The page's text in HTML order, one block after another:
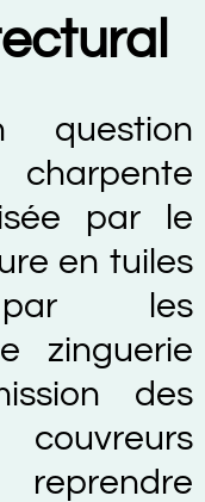
question
par le
en tuiles
par les
zinguerie
des